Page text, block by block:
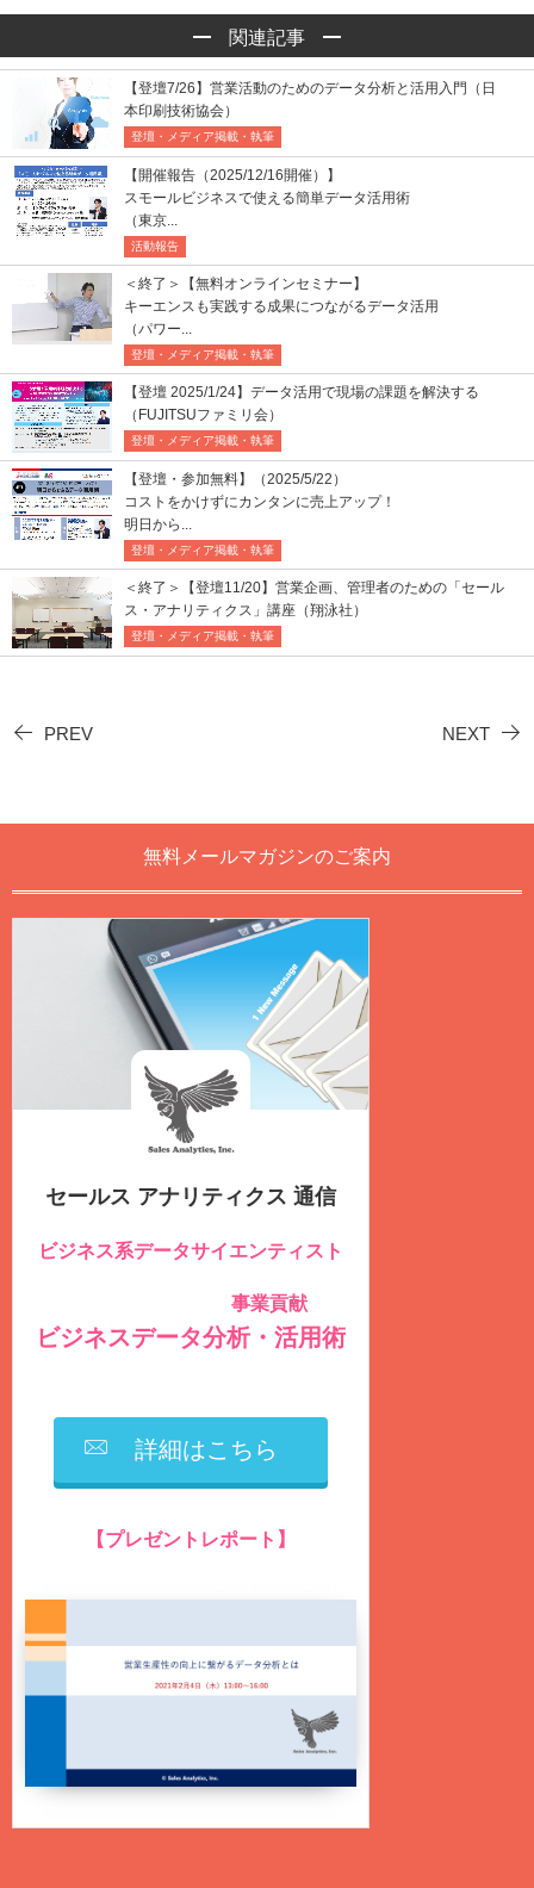
関連記事
【登壇7/26】営業活動のためのデータ分析と活用入門（日
本印刷技術協会）
登壇・メディア掲載・執筆
【開催報告（2025/12/16開催）】
スモールビジネスで使える簡単データ活用術
（東京...
活動報告
＜終了＞【無料オンラインセミナー】
キーエンスも実践する成果につながるデータ活用
（パワー...
登壇・メディア掲載・執筆
【登壇 2025/1/24】データ活用で現場の課題を解決する
（FUJITSUファミリ会）
登壇・メディア掲載・執筆
【登壇・参加無料】（2025/5/22）
コストをかけずにカンタンに売上アップ！
明日から...
登壇・メディア掲載・執筆
＜終了＞【登壇11/20】営業企画、管理者のための「セール
ス・アナリティクス」講座（翔泳社）
登壇・メディア掲載・執筆
PREV NEXT
無料メールマガジンのご案内
セールス アナリティクス 通信
ビジネス系データサイエンティスト
事業貢献
ビジネスデータ分析・活用術
詳細はこちら
【プレゼントレポート】